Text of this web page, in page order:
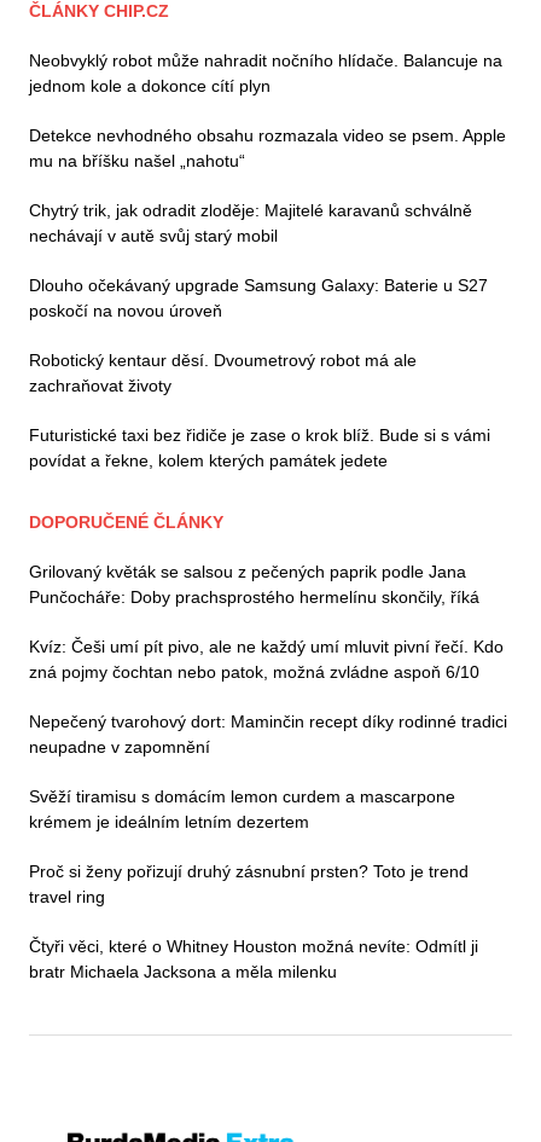
ČLÁNKY CHIP.CZ
Neobvyklý robot může nahradit nočního hlídače. Balancuje na
jednom kole a dokonce cítí plyn
Detekce nevhodného obsahu rozmazala video se psem. Apple
mu na bříšku našel „nahotu“
Chytrý trik, jak odradit zloděje: Majitelé karavanů schválně
nechávají v autě svůj starý mobil
Dlouho očekávaný upgrade Samsung Galaxy: Baterie u S27
poskočí na novou úroveň
Robotický kentaur děsí. Dvoumetrový robot má ale
zachraňovat životy
Futuristické taxi bez řidiče je zase o krok blíž. Bude si s vámi
povídat a řekne, kolem kterých památek jedete
DOPORUČENÉ ČLÁNKY
Grilovaný květák se salsou z pečených paprik podle Jana
Punčocháře: Doby prachsprostého hermelínu skončily, říká
Kvíz: Češi umí pít pivo, ale ne každý umí mluvit pivní řečí. Kdo
zná pojmy čochtan nebo patok, možná zvládne aspoň 6/10
Nepečený tvarohový dort: Maminčin recept díky rodinné tradici
neupadne v zapomnění
Svěží tiramisu s domácím lemon curdem a mascarpone
krémem je ideálním letním dezertem
Proč si ženy pořizují druhý zásnubní prsten? Toto je trend
travel ring
Čtyři věci, které o Whitney Houston možná nevíte: Odmítl ji
bratr Michaela Jacksona a měla milenku